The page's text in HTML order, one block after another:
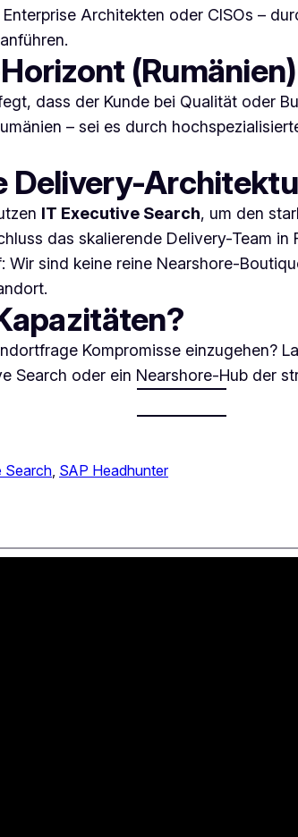
Architekten oder CISOs –
(Rumänien)
dass der Kunde bei Qualität oder
– sei es durch
Delivery-
IT Executive Search, um den
das skalierende Delivery-Team
sind keine reine Nearshore-
Kompromisse einzugehen?
Search oder ein Nearshore-Hub der
Search SAP Headhunter